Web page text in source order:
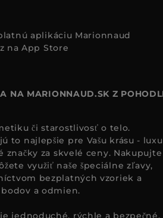
aplikáciu Marionnaud
NA MARIONNAUD.SK Z
či starostlivosť o telo.
to najlepšie pre Vašu krásu -
značky za skvelé ceny. Nakupujte
využiť naše špeciálne zľavy,
bezplatných vzoriek a
a odmien.
je jednoduché, rýchle a bezpečné.